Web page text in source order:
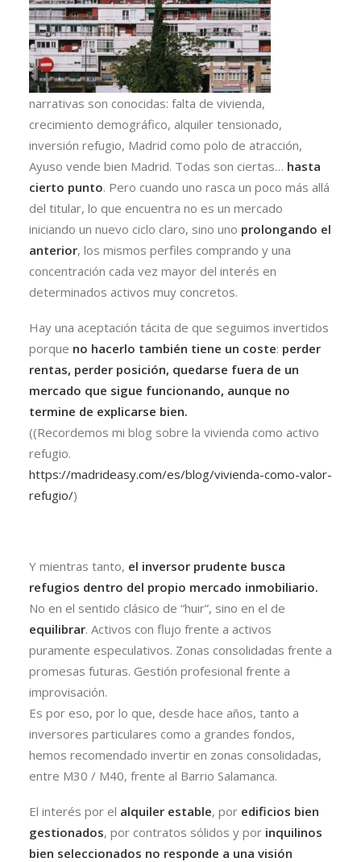
narrativas son conocidas: falta de vivienda,
crecimiento demográfico, alquiler tensionado,
inversión refugio, Madrid como polo de atracción,
Ayuso vende bien Madrid. Todas son ciertas… hasta
cierto punto. Pero cuando uno rasca un poco más allá
del titular, lo que encuentra no es un mercado
iniciando un nuevo ciclo claro, sino uno prolongando el
anterior, los mismos perfiles comprando y una
concentración cada vez mayor del interés en
determinados activos muy concretos.
Hay una aceptación tácita de que seguimos invertidos
porque no hacerlo también tiene un coste: perder
rentas, perder posición, quedarse fuera de un
mercado que sigue funcionando, aunque no
termine de explicarse bien.
((Recordemos mi blog sobre la vivienda como activo
refugio.
https://madrideasy.com/es/blog/vivienda-como-valor-
refugio/)
Y mientras tanto, el inversor prudente busca
refugios dentro del propio mercado inmobiliario.
No en el sentido clásico de “huir”, sino en el de
equilibrar. Activos con flujo frente a activos
puramente especulativos. Zonas consolidadas frente a
promesas futuras. Gestión profesional frente a
improvisación.
Es por eso, por lo que, desde hace años, tanto a
inversores particulares como a grandes fondos,
hemos recomendado invertir en zonas consolidadas,
entre M30 / M40, frente al Barrio Salamanca.
El interés por el alquiler estable, por edificios bien
gestionados, por contratos sólidos y por inquilinos
bien seleccionados no responde a una visión